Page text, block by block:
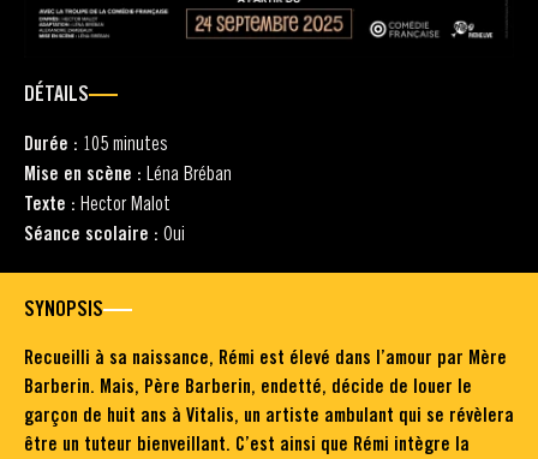
DÉTAILS
Durée : 105 minutes
Mise en scène : Léna Bréban
Texte : Hector Malot
Séance scolaire : Oui
SYNOPSIS
Recueilli à sa naissance, Rémi est élevé dans l’amour par Mère
Barberin. Mais, Père Barberin, endetté, décide de louer le
garçon de huit ans à Vitalis, un artiste ambulant qui se révèlera
être un tuteur bienveillant. C’est ainsi que Rémi intègre la